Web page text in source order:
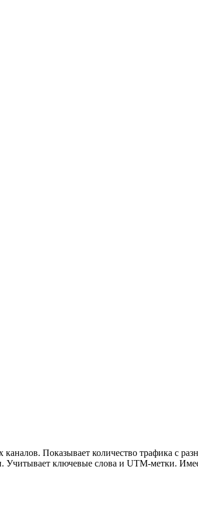
Показывает количество трафика с
Учитывает ключевые слова и UTM-метки.